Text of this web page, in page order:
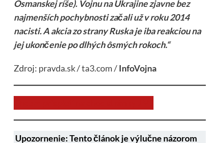
Osmanskej ríše). Vojnu na Ukrajine zjavne bez
najmenších pochybnosti začali už v roku 2014
nacisti. A akcia zo strany Ruska je iba reakciou na
jej ukončenie po dlhých ôsmých rokoch.“
Zdroj: pravda.sk/ta3.com/InfoVojna
Upozornenie: Tento článok je výlučne názorom